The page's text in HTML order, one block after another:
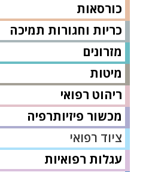
כורסאות
כריות וחגורות תמיכה
מזרונים
מיטות
ריהוט רפואי
מכשור פיזיותרפיה
ציוד רפואי
עגלות רפואיות